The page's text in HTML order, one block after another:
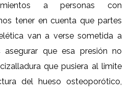
a personas con
tener en cuenta que partes
van a verse sometida a
asegurar que esa presión no
que pusiera al limite
del hueso osteoporótico,